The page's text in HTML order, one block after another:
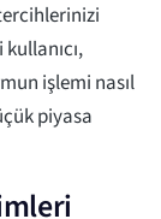
işlemi nasıl
piyasa